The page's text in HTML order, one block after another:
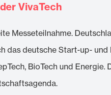
VivaTech
Messeteilnahme.
deutsche Start-up-
BioTech und Energie.